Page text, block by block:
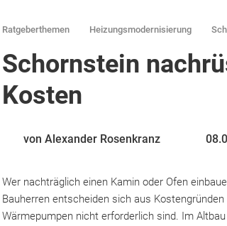
Ratgeberthemen Heizungsmodernisierung
Schornstein
Kosten
von Alexander Rosenkranz
Wer nachträglich einen Kamin oder Ofen
Bauherren entscheiden sich aus
Wärmepumpen nicht erforderlich sind. Im